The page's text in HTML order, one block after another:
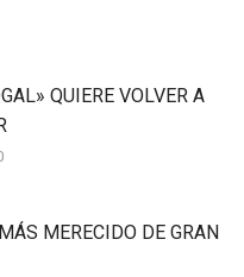
QUIERE VOLVER A
MERECIDO DE GRAN